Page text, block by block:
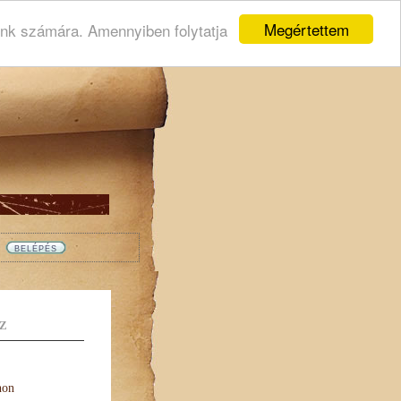
Megértettem
számára. Amennyiben folytatja
Z